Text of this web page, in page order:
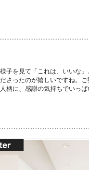
子を見て「これは、いいな
ったのが嬉しいですね。ご
柄に、感謝の気持ちでいっぱ